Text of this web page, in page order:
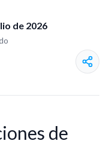
de 2026
de